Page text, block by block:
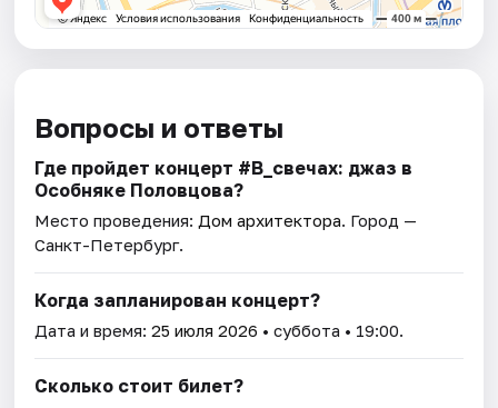
Вопросы и ответы
Где пройдет концерт #В_свечах: джаз в
Особняке Половцова?
Место проведения: Дом архитектора. Город —
Санкт-Петербург.
Когда запланирован концерт?
Дата и время:25 июля 2026 • суббота • 19:00.
Сколько стоит билет?